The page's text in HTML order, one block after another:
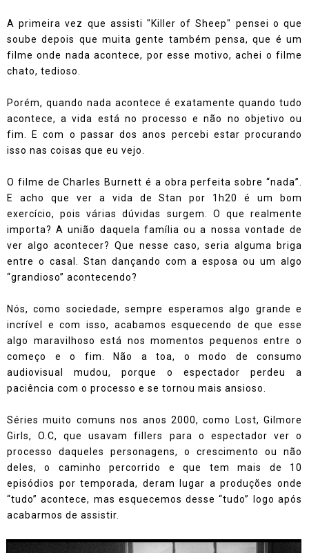
A primeira vez que assisti "Killer of Sheep" pensei o que
soube depois que muita gente também pensa, que é um
filme onde nada acontece, por esse motivo, achei o filme
chato, tedioso.
Porém, quando nada acontece é exatamente quando tudo
acontece, a vida está no processo e não no objetivo ou
fim. E com o passar dos anos percebi estar procurando
isso nas coisas que eu vejo.
O filme de Charles Burnett é a obra perfeita sobre “nada”.
E acho que ver a vida de Stan por 1h20 é um bom
exercício, pois várias dúvidas surgem. O que realmente
importa? A união daquela família ou a nossa vontade de
ver algo acontecer? Que nesse caso, seria alguma briga
entre o casal. Stan dançando com a esposa ou um algo
“grandioso” acontecendo?
Nós, como sociedade, sempre esperamos algo grande e
incrível e com isso, acabamos esquecendo de que esse
algo maravilhoso está nos momentos pequenos entre o
começo e o fim. Não a toa, o modo de consumo
audiovisual mudou, porque o espectador perdeu a
paciência com o processo e se tornou mais ansioso.
Séries muito comuns nos anos 2000, como Lost, Gilmore
Girls, O.C, que usavam fillers para o espectador ver o
processo daqueles personagens, o crescimento ou não
deles, o caminho percorrido e que tem mais de 10
episódios por temporada, deram lugar a produções onde
“tudo” acontece, mas esquecemos desse “tudo” logo após
acabarmos de assistir.